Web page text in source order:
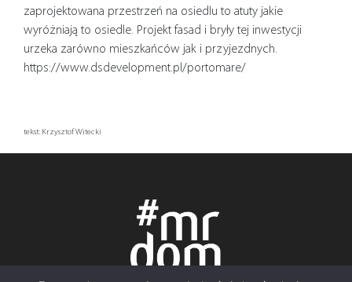
zaprojektowana przestrzeń na osiedlu to atuty jakie
wyróżniają to osiedle. Projekt fasad i bryły tej inwestycji
urzeka zarówno mieszkańców jak i przyjezdnych.
https://www.dsdevelopment.pl/portomare/
tekst: Krzysztof Witecki